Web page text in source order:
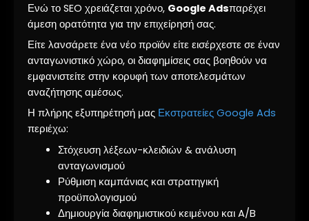
Ενώ το SEO χρειάζεται χρόνο, Google Adsπαρέχει
άμεση ορατότητα για την επιχείρησή σας.
Είτε λανσάρετε ένα νέο προϊόν είτε εισέρχεστε σε έναν
ανταγωνιστικό χώρο, οι διαφημίσεις σας βοηθούν να
εμφανιστείτε στην κορυφή των αποτελεσμάτων
αναζήτησης αμέσως.
Η πλήρης εξυπηρέτησή μας Εκστρατείες Google Ads
περιέχω:
Στόχευση λέξεων-κλειδιών & ανάλυση
ανταγωνισμού
Ρύθμιση καμπάνιας και στρατηγική
προϋπολογισμού
Δημιουργία διαφημιστικού κειμένου και A/B